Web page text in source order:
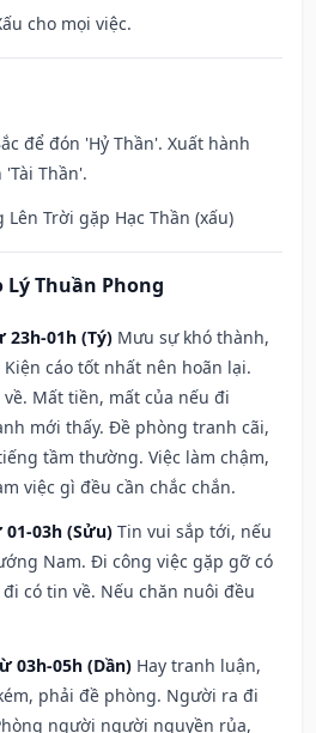
cho mọi việc.
để đón 'Hỷ Thần'. Xuất hành
Thần'.
Trời gặp Hạc Thần (xấu)
Thuần Phong
23h-01h (Tý) Mưu sự khó thành,
cáo tốt nhất nên hoãn lại.
Mất tiền, mất của nếu đi
mới thấy. Đề phòng tranh cãi,
tầm thường. Việc làm chậm,
việc gì đều cần chắc chắn.
03h (Sửu) Tin vui sắp tới, nếu
Nam. Đi công việc gặp gỡ có
có tin về. Nếu chăn nuôi đều
03h-05h (Dần) Hay tranh luận,
phải đề phòng. Người ra đi
người người nguyền rủa,